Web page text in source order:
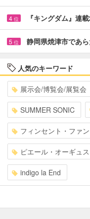
4 位 『キングダム』連
5 位 静岡県焼津市であ
人気のキーワード
展示会/博覧会/展覧会
SUMMER SONIC
フィンセント・ファ
ピエール・オーギュ
indigo la End